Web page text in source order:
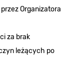
Organizatora
za brak
leżących po